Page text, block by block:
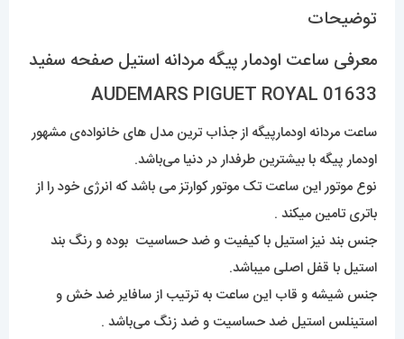
توضیحات
معرفی ساعت اودمار پیگه مردانه استیل صفحه سفید
AUDEMARS PIGUET ROYAL 01633
ساعت مردانه اودمارپیگه از جذاب ترین مدل های خانواده‌ی مشهور
اودمار پیگه با بیشترین طرفدار در دنیا می‌باشد.
نوع موتور این ساعت تک موتور کوارتز می باشد که انرژی خود را از
باتری تامین میکند .
جنس بند نیز استیل با کیفیت و ضد حساسیت بوده و رنگ بند
استیل با قفل اصلی میباشد.
جنس شیشه و قاب این ساعت به ترتیب از سافایر ضد خش و
استینلس استیل ضد حساسیت و ضد زنگ می‌باشد .